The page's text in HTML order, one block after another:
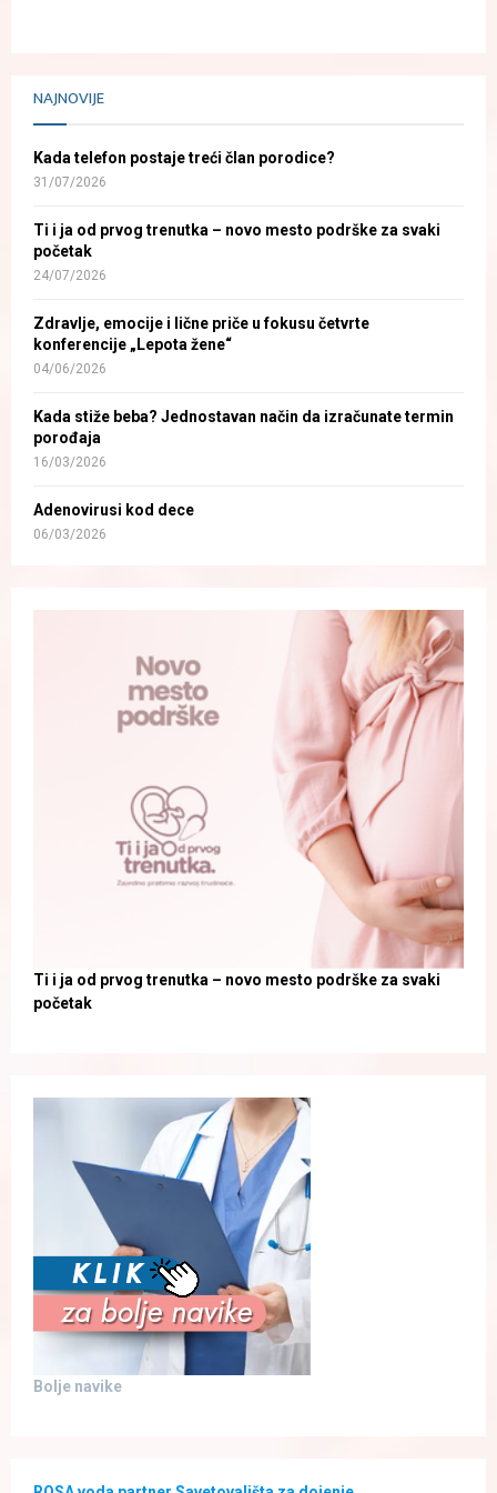
NAJNOVIJE
Kada telefon postaje treći član porodice?
31/07/2026
Ti i ja od prvog trenutka – novo mesto podrške za svaki
početak
24/07/2026
Zdravlje, emocije i lične priče u fokusu četvrte
konferencije „Lepota žene“
04/06/2026
Kada stiže beba? Jednostavan način da izračunate termin
porođaja
16/03/2026
Adenovirusi kod dece
06/03/2026
Ti i ja od prvog trenutka – novo mesto podrške za svaki
početak
Bolje navike